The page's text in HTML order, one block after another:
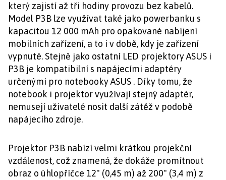
který zajistí až tři hodiny provozu bez kabelů.
Model P3B lze využívat také jako powerbanku s
kapacitou 12 000 mAh pro opakované nabíjení
mobilních zařízení, a to i v době, kdy je zařízení
vypnuté. Stejně jako ostatní LED projektory ASUS i
P3B je kompatibilní s napájecími adaptéry
určenými pro notebooky ASUS . Díky tomu, že
notebook i projektor využívají stejný adaptér,
nemusejí uživatelé nosit další zátěž v podobě
napájecího zdroje.
Projektor P3B nabízí velmi krátkou projekční
vzdálenost, což znamená, že dokáže promítnout
obraz o úhlopříčce 12" (0,45 m) až 200" (3,4 m) z